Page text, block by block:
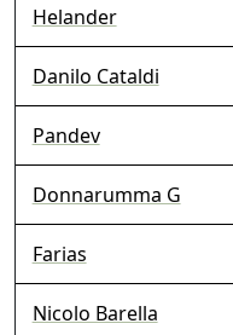
Helander
Danilo Cataldi
Pandev
Donnarumma G
Farias
Nicolo Barella